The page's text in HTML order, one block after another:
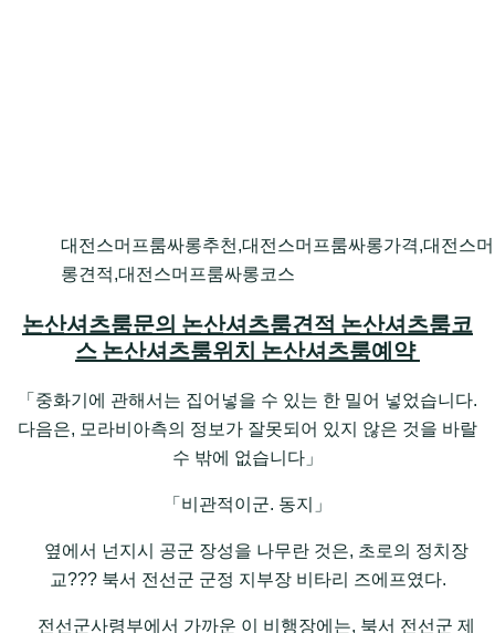
대전스머프룸싸롱추천,대전스머프룸싸롱가격,대전스
롱견적,대전스머프룸싸롱코스
논산셔츠룸문의 논산셔츠룸견적 논산셔츠룸코
스 논산셔츠룸위치 논산셔츠룸예약
「중화기에 관해서는 집어넣을 수 있는 한 밀어 넣었습니다.
다음은, 모라비아측의 정보가 잘못되어 있지 않은 것을 바랄
수 밖에 없습니다」
「비관적이군. 동지」
옆에서 넌지시 공군 장성을 나무란 것은, 초로의 정치장
교??? 북서 전선군 군정 지부장 비타리 즈에프였다.
전선군사령부에서 가까운 이 비행장에는, 북서 전선군 제